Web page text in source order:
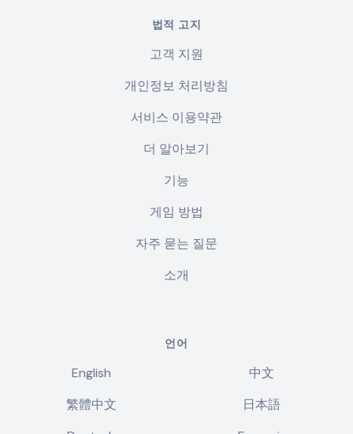
법적 고지
고객 지원
개인정보 처리방침
서비스 이용약관
더 알아보기
기능
게임 방법
자주 묻는 질문
소개
언어
English
中文
繁體中文
日本語